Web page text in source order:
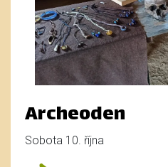
Archeoden
Sobota 10. října